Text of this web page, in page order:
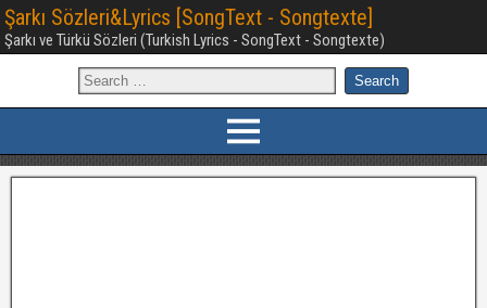
Şarkı Sözleri&Lyrics [SongText - Songtexte]
Şarkı ve Türkü Sözleri (Turkish Lyrics - SongText - Songtexte)